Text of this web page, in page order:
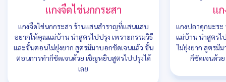
แกงจืดไข่นกกระสา
แกงจืดไข่นกกระสา ร้านแสนสำราญที่แสนแสบ
อยากให้คุณแม่บ้าน นำสูตรไปปรุง เพราะกรรมวิธี
และขั้นตอนไม่ยุ่งยาก สูตรมีมาบอกชัดเจนแล้ว ขั้น
ตอนการทำก็ชัดเจนด้วย เชิญหยิบสูตรไปปรุงได้
เลย
แ
แกงปลาดุกมะร
แม่บ้าน นำสูตรไ
ไม่ยุ่งยาก สูตรมี
ก็ชัดเจนด้ว